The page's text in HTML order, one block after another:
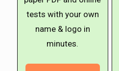
tests with your own
name & logo in
minutes.